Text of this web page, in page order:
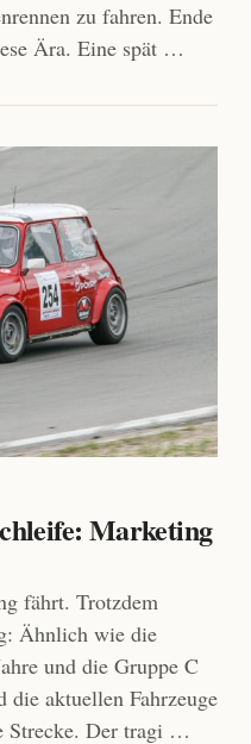
zu fahren. Ende
Ära. Eine spät …
Marketing
fährt. Trotzdem
Ähnlich wie die
und die Gruppe C
die aktuellen Fahrzeuge
Strecke. Der tragi …